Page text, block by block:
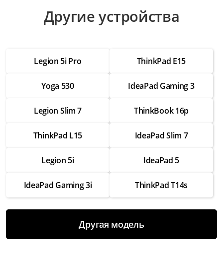
от 2 500 ₽
Настройка операционной системы
от 3 500 ₽
от 3 500 ₽
Замена SSD
Замена HDD
Другие устройства
Legion 5i Pro ThinkPad E15
Yoga 530 IdeaPad Gaming 3
Legion Slim 7 ThinkBook 16p
ThinkPad L15 IdeaPad Slim 7
Legion 5i IdeaPad 5
IdeaPad Gaming 3i ThinkPad T14s
Другая модель